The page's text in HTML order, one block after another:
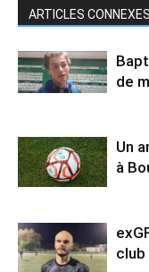
ARTICLES CONNEXES
de
Un
à
club